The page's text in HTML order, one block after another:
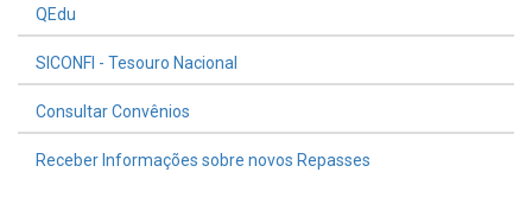
QEdu
SICONFI - Tesouro Nacional
Consultar Convênios
Receber Informações sobre novos Repasses